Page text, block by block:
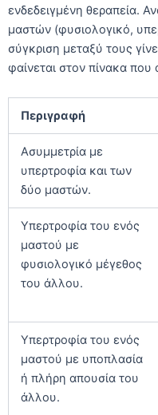
ενδεδειγμένη θεραπεία.
μαστών (φυσιολογικό,
σύγκριση μεταξύ τους
φαίνεται στον πίνακα που
Περιγραφή
Ασυμμετρία με
υπερτροφία και των
δύο μαστών.
Υπερτροφία του ενός
μαστού με
φυσιολογικό μέγεθος
του άλλου.
Υπερτροφία του ενός
μαστού με υποπλασία
ή πλήρη απουσία του
άλλου.